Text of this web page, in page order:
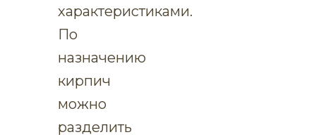
характеристиками.
По
назначению
кирпич
можно
разделить